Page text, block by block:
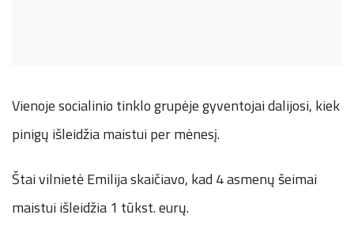
Vienoje socialinio tinklo grupėje gyventojai dalijosi, kiek
pinigų išleidžia maistui per mėnesį.
Štai vilnietė Emilija skaičiavo, kad 4 asmenų šeimai
maistui išleidžia 1 tūkst. eurų.